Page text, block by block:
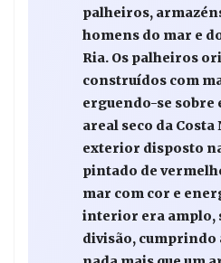
palheiros,
homens do mar e
Ria. Os palheiros
construídos com
erguendo-se sobre
areal seco da Costa
exterior disposto
pintado de
mar com cor e
interior era amplo,
divisão, cumprindo